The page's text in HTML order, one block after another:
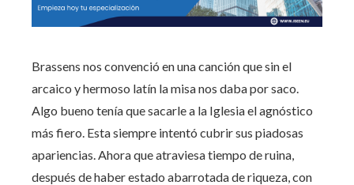
Brassens nos convenció en una canción que sin el
arcaico y hermoso latín la misa nos daba por saco.
Algo bueno tenía que sacarle a la Iglesia el agnóstico
más fiero. Esta siempre intentó cubrir sus piadosas
apariencias. Ahora que atraviesa tiempo de ruina,
después de haber estado abarrotada de riqueza, con